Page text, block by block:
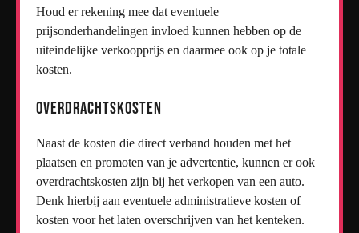
Houd er rekening mee dat eventuele
prijsonderhandelingen invloed kunnen hebben op de
uiteindelijke verkoopprijs en daarmee ook op je totale
kosten.
Overdrachtskosten
Naast de kosten die direct verband houden met het
plaatsen en promoten van je advertentie, kunnen er ook
overdrachtskosten zijn bij het verkopen van een auto.
Denk hierbij aan eventuele administratieve kosten of
kosten voor het laten overschrijven van het kenteken.